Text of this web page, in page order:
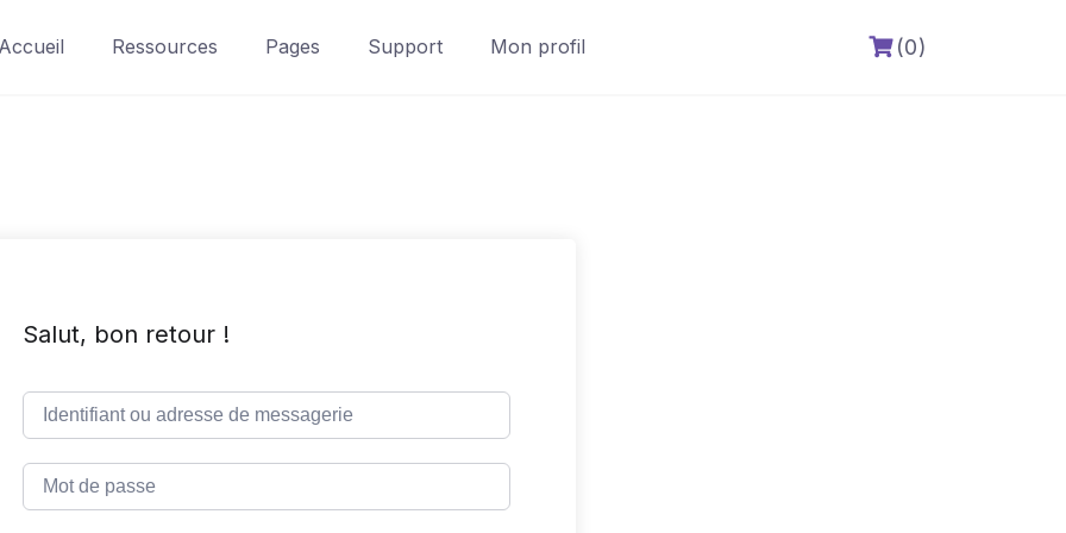
Accueil Ressources Pages Support Mon profil (0)
Salut, bon retour !